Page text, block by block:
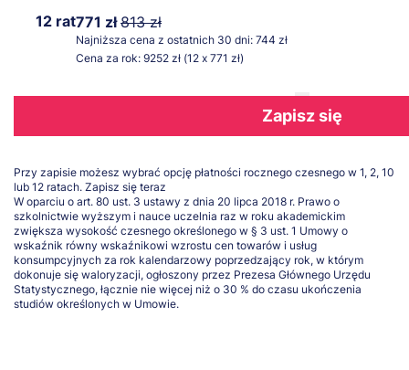
12 rat771 zł813 zł
Najniższa cena z ostatnich 30 dni: 744 zł
Cena za rok: 9252 zł (12 x 771 zł)
Zapisz się
Przy zapisie możesz wybrać opcję płatności rocznego czesnego w 1, 2, 10
lub 12 ratach. Zapisz się teraz
W oparciu o art. 80 ust. 3 ustawy z dnia 20 lipca 2018 r. Prawo o
szkolnictwie wyższym i nauce uczelnia raz w roku akademickim
zwiększa wysokość czesnego określonego w § 3 ust. 1 Umowy o
wskaźnik równy wskaźnikowi wzrostu cen towarów i usług
konsumpcyjnych za rok kalendarzowy poprzedzający rok, w którym
dokonuje się waloryzacji, ogłoszony przez Prezesa Głównego Urzędu
Statystycznego, łącznie nie więcej niż o 30 % do czasu ukończenia
studiów określonych w Umowie.